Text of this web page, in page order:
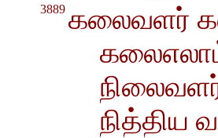
3889 கலைவளர்
நித்திய